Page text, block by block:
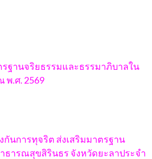
ฐานจริยธรรมและธรรมาภิบาลใน
พ.ศ. 2569
นการทุจริต ส่งเสริมมาตรฐาน
ธารณสุขสิรินธร จังหวัดยะลาประจํา